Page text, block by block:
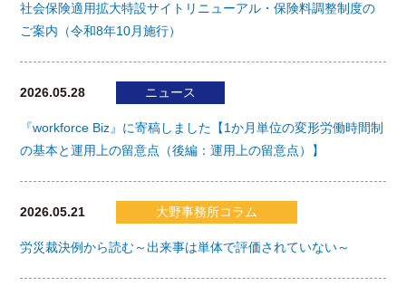
社会保険適用拡大特設サイトリニューアル・保険料調整制度の
ご案内（令和8年10月施行）
2026.05.28 ニュース
『workforce Biz』に寄稿しました【1か月単位の変形労働時間制
の基本と運用上の留意点（後編：運用上の留意点）】
2026.05.21 大野事務所コラム
労災裁決例から読む～出来事は単体で評価されていない～